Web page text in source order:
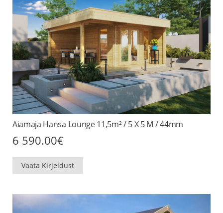
Aiamaja Hansa Lounge 11,5m² / 5 X 5 M / 44mm
6 590.00€
Vaata Kirjeldust